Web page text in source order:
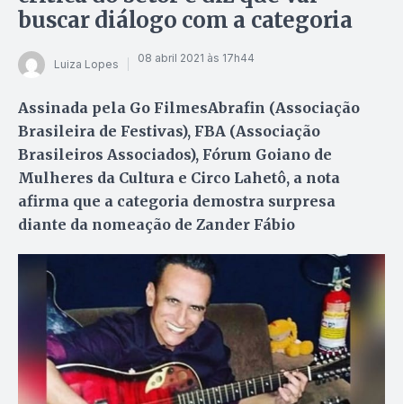
buscar diálogo com a categoria
Luiza Lopes 08 abril 2021 às 17h44
Assinada pela Go FilmesAbrafin (Associação
Brasileira de Festivas), FBA (Associação
Brasileiros Associados), Fórum Goiano de
Mulheres da Cultura e Circo Lahetô, a nota
afirma que a categoria demostra surpresa
diante da nomeação de Zander Fábio